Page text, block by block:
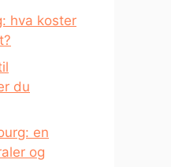
hva koster
du
en
og